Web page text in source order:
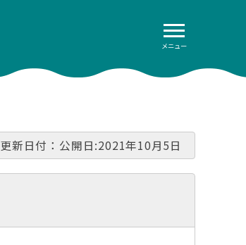
メニュー
更新日付：公開日:2021年10月5日